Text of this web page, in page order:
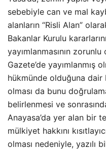
sebebiyle can ve mal
alanların “Risli Alan”
Bakanlar Kurulu
yayımlanmasının
Gazete’de yayımlanmış
hükmünde olduğuna
olması da bunu
belirlenmesi ve
Anayasa’da yer alan bir
mülkiyet hakkını
olması nedeniyle, yazılı